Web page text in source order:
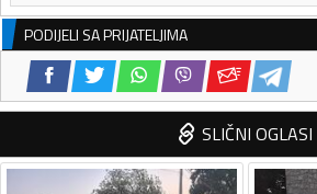
PODIJELI SA PRIJATELJIMA
SLIČNI OGLASI